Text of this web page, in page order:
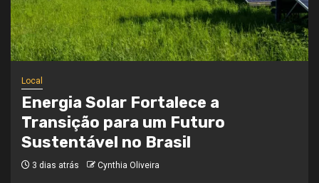
Local
Onde a Informação Encontra o Seu
Caminho
3 semanas atrás Cynthia Oliveira